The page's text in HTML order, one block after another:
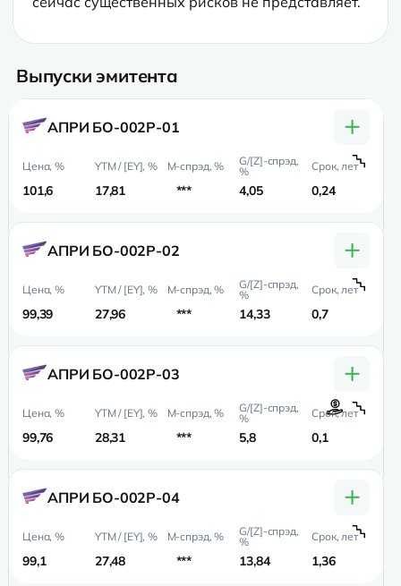
Выпуски эмитента
АПРИ БО-002Р-01 +
101,6 17,81 *** 4,05 0,24
АПРИ БО-002Р-02 +
99,39 27,96 *** 14,33 0,7
АПРИ БО-002Р-03 +
99,76 28,31 *** 5,8 0,1
АПРИ БО-002Р-04 +
99,1 27,48 *** 13,84 1,36